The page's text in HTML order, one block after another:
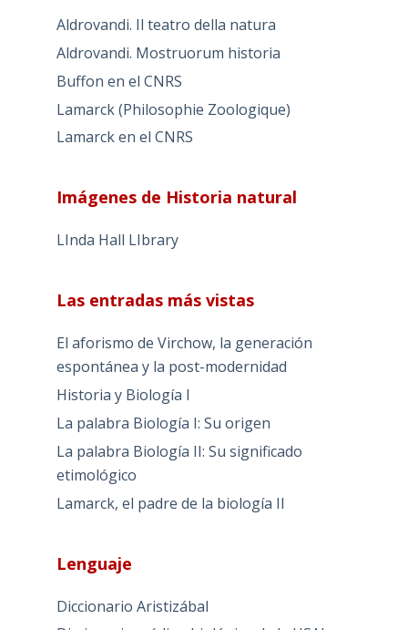
Aldrovandi. Il teatro della natura
Aldrovandi. Mostruorum historia
Buffon en el CNRS
Lamarck (Philosophie Zoologique)
Lamarck en el CNRS
Imágenes de Historia natural
LInda Hall LIbrary
Las entradas más vistas
El aforismo de Virchow, la generación
espontánea y la post-modernidad
Historia y Biología I
La palabra Biología I: Su origen
La palabra Biología II: Su significado
etimológico
Lamarck, el padre de la biología II
Lenguaje
Diccionario Aristizábal